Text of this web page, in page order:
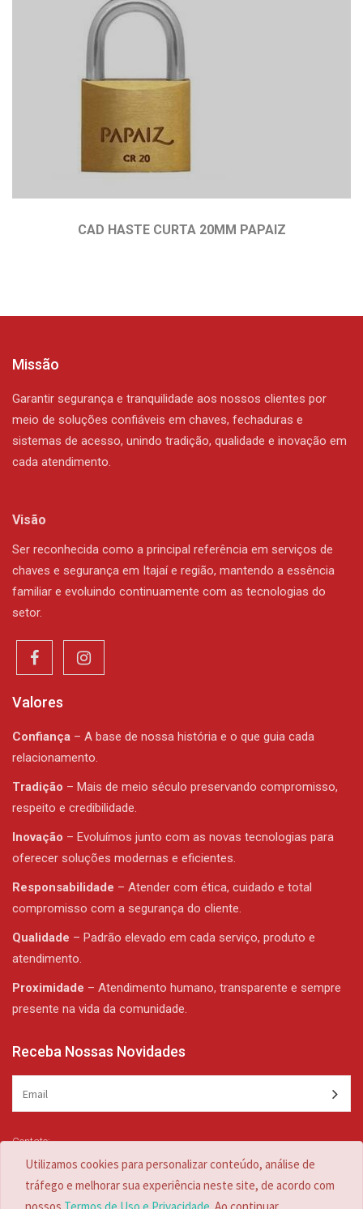
CAD HASTE CURTA 20MM PAPAIZ
Missão
Garantir segurança e tranquilidade aos nossos clientes por
meio de soluções confiáveis em chaves, fechaduras e
sistemas de acesso, unindo tradição, qualidade e inovação em
cada atendimento.
Visão
Ser reconhecida como a principal referência em serviços de
chaves e segurança em Itajaí e região, mantendo a essência
familiar e evoluindo continuamente com as tecnologias do
setor.
Valores
Confiança – A base de nossa história e o que guia cada
relacionamento.
Tradição – Mais de meio século preservando compromisso,
respeito e credibilidade.
Inovação – Evoluímos junto com as novas tecnologias para
oferecer soluções modernas e eficientes.
Responsabilidade – Atender com ética, cuidado e total
compromisso com a segurança do cliente.
Qualidade – Padrão elevado em cada serviço, produto e
atendimento.
Proximidade – Atendimento humano, transparente e sempre
presente na vida da comunidade.
Receba Nossas Novidades
Contato:
(47) 3344-1839 /
(47) 3344-1839
zulian@zulian.com.br
Utilizamos cookies para personalizar conteúdo, análise de
tráfego e melhorar sua experiência neste site, de acordo com